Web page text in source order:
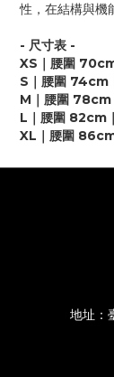
性，在結構與機
- 尺寸表 -
XS｜腰圍
S｜腰圍 74cm
M｜腰圍 78cm
L｜腰圍 82cm
XL｜腰圍
地址：